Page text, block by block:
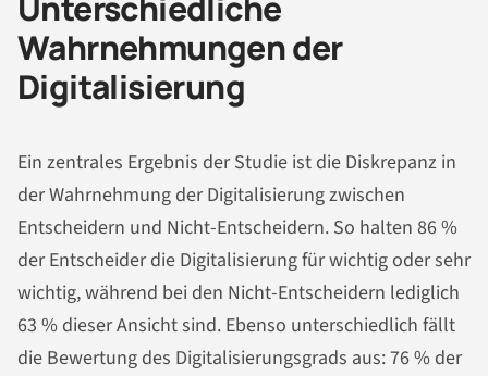
Wahrnehmungen der
Digitalisierung
Ein zentrales Ergebnis der Studie ist die Diskrepanz in
der Wahrnehmung der Digitalisierung zwischen
Entscheidern und Nicht-Entscheidern. So halten 86 %
der Entscheider die Digitalisierung für wichtig oder sehr
wichtig, während bei den Nicht-Entscheidern lediglich
63 % dieser Ansicht sind. Ebenso unterschiedlich fällt
die Bewertung des Digitalisierungsgrads aus: 76 % der